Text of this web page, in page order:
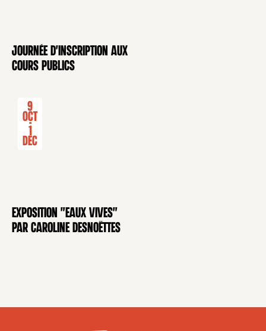
CONFÉRENCE
Journée d'inscription aux
cours publics
EXPOSITION
9
Oct
-
1
Déc
Exposition "Eaux Vives"
par Caroline Desnoëttes